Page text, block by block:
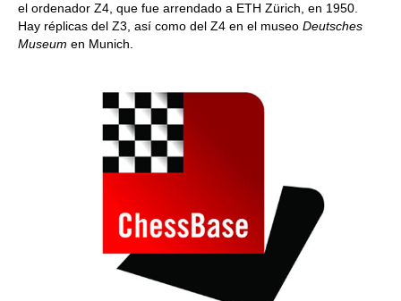
el ordenador Z4, que fue arrendado a ETH Zürich, en 1950.
Hay réplicas del Z3, así como del Z4 en el museo Deutsches
Museum en Munich.